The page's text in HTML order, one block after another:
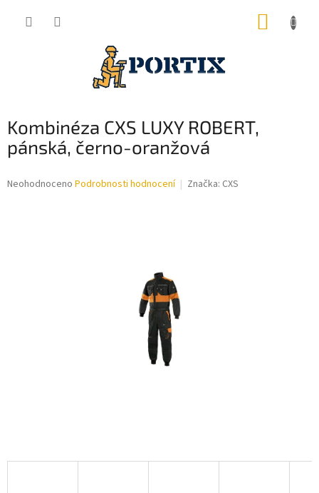
Kombinéza CXS LUXY ROBERT,
pánská, černo-oranžová
Průměrné
Neohodnoceno Podrobnosti hodnocení Značka: CXS